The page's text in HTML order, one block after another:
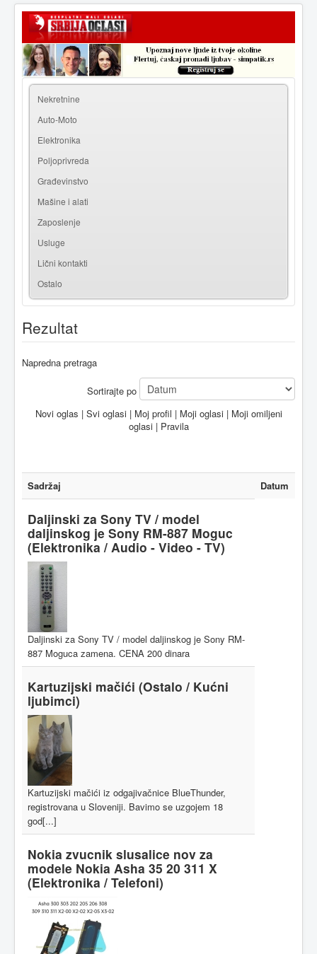
| Registracija
Nekretnine
Auto-Moto
Elektronika
Poljoprivreda
Građevinstvo
Mašine i alati
Zaposlenje
Usluge
Lični kontakti
Ostalo
Rezultat
Napredna pretraga
Sortirajte po
Novi oglas | Svi oglasi| Moj profil | Moji oglasi| Moji omiljeni
oglasi| Pravila
Sadržaj Datum
Daljinski za Sony TV / model
daljinskog je Sony RM-887 Moguc
(Elektronika / Audio - Video - TV)
Daljinski za Sony TV / model daljinskog je Sony RM-
887 Moguca zamena. CENA 200 dinara
Kartuzijski mačići (Ostalo / Kućni
ljubimci)
Kartuzijski mačići iz odgajivačnice BlueThunder,
registrovana u Sloveniji. Bavimo se uzgojem 18
god[...]
Nokia zvucnik slusalice nov za
modele Nokia Asha 35 20 311 X
(Elektronika / Telefoni)